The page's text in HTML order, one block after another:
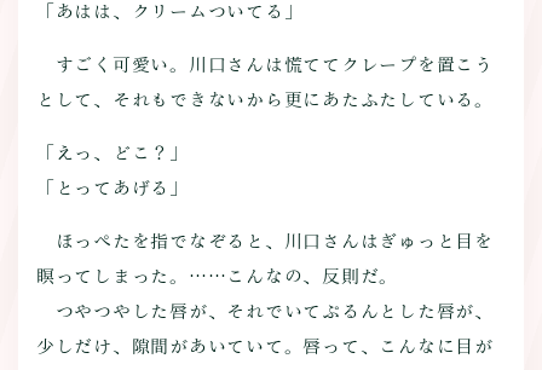
「あはは、クリームついてる」
すごく可愛い。川口さんは慌ててクレープを置こう
として、それもできないから更にあたふたしている。
「えっ、どこ？」
「とってあげる」
ほっぺたを指でなぞると、川口さんはぎゅっと目を
瞑ってしまった。……こんなの、反則だ。
つやつやした唇が、それでいてぷるんとした唇が、
少しだけ、隙間があいていて。唇って、こんなに目が